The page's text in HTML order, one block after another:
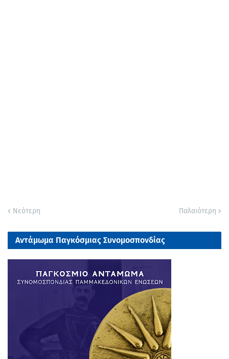
Νεότερη Παλαιότερη
Αντάμωμα Παγκόσμιας Συνομοσπονδίας
Παμμακεδονικών Ενώσεων